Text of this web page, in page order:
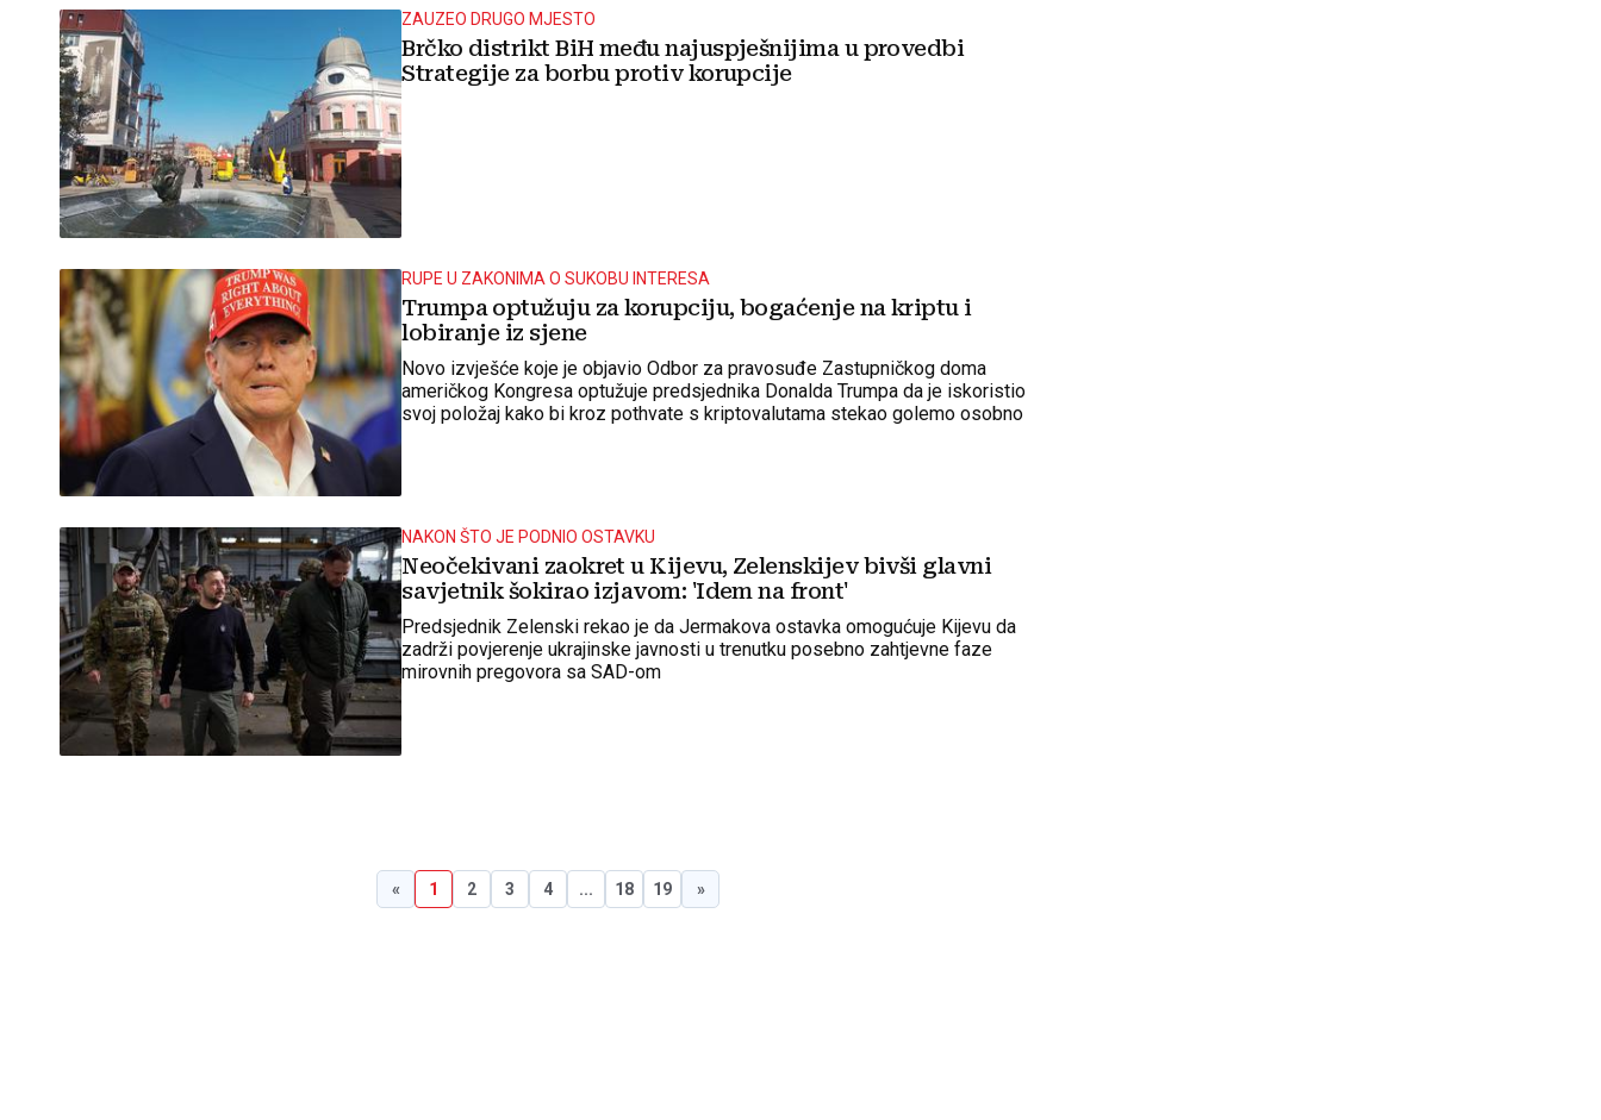
ZAUZEO DRUGO MJESTO
Brčko distrikt BiH među najuspješnijima u provedbi
Strategije za borbu protiv korupcije
RUPE U ZAKONIMA O SUKOBU INTERESA
Trumpa optužuju za korupciju, bogaćenje na kriptu i
lobiranje iz sjene
Novo izvješće koje je objavio Odbor za pravosuđe Zastupničkog doma
američkog Kongresa optužuje predsjednika Donalda Trumpa da je iskoristio
svoj položaj kako bi kroz pothvate s kriptovalutama stekao golemo osobno
NAKON ŠTO JE PODNIO OSTAVKU
Neočekivani zaokret u Kijevu, Zelenskijev bivši glavni
savjetnik šokirao izjavom: 'Idem na front'
Predsjednik Zelenski rekao je da Jermakova ostavka omogućuje Kijevu da
zadrži povjerenje ukrajinske javnosti u trenutku posebno zahtjevne faze
mirovnih pregovora sa SAD-om
« 1 2 3 4 ... 18 19 »